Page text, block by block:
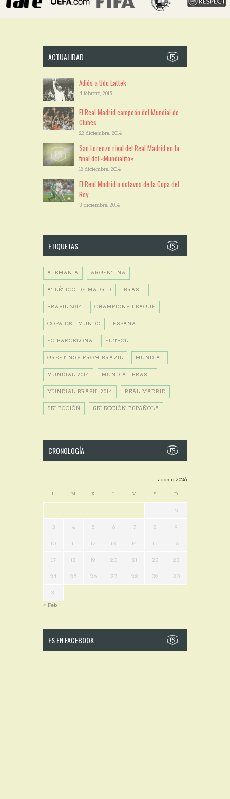
ACTUALIDAD
Adiós a Udo Lattek
4 febrero, 2015
El Real Madrid campeón del Mundial de
Clubes
22 diciembre, 2014
San Lorenzo rival del Real Madrid en la
final del «Mundialito»
18 diciembre, 2014
El Real Madrid a octavos de la Copa del
Rey
3 diciembre, 2014
ETIQUETAS
ALEMANIA ARGENTINA
ATLÉTICO DE MADRID BRASIL
BRASIL 2014 CHAMPIONS LEAGUE
COPA DEL MUNDO ESPAÑA
FC BARCELONA FÚTBOL
GREETINGS FROM BRAZIL MUNDIAL
MUNDIAL 2014 MUNDIAL BRASIL
MUNDIAL BRASIL 2014 REAL MADRID
SELECCIÓN SELECCIÓN ESPAÑOLA
CRONOLOGÍA
agosto 2026
L M X J V S D
1 2
3 4 5 6 7 8 9
10 11 12 13 14 15 16
17 18 19 20 21 22 23
24 25 26 27 28 29 30
31
« Feb
FS EN FACEBOOK